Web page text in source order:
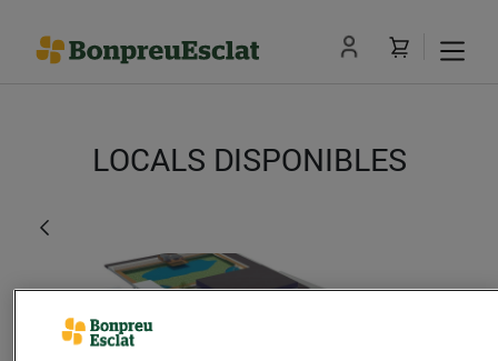
LOCALS DISPONIBLES